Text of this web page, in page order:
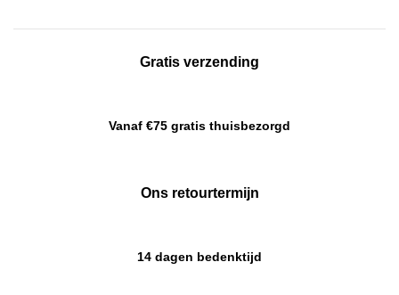
Gratis verzending
Vanaf €75 gratis thuisbezorgd
Ons retourtermijn
14 dagen bedenktijd